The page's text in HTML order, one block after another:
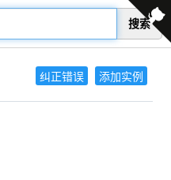
搜索
纠正错误 添加实例